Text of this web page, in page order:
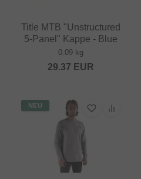
Title MTB "Unstructured
5-Panel" Kappe - Blue
0.09 kg
29.37 EUR
NEU